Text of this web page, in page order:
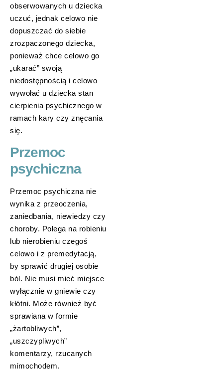
obserwowanych u dziecka
uczuć, jednak celowo nie
dopuszczać do siebie
zrozpaczonego dziecka,
ponieważ chce celowo go
„ukarać” swoją
niedostępnością i celowo
wywołać u dziecka stan
cierpienia psychicznego w
ramach kary czy znęcania
się.
Przemoc
psychiczna
Przemoc psychiczna nie
wynika z przeoczenia,
zaniedbania, niewiedzy czy
choroby. Polega na robieniu
lub nierobieniu czegoś
celowo i z premedytacją,
by sprawić drugiej osobie
ból. Nie musi mieć miejsce
wyłącznie w gniewie czy
kłótni. Może również być
sprawiana w formie
„żartobliwych”,
„uszczypliwych”
komentarzy, rzucanych
mimochodem.